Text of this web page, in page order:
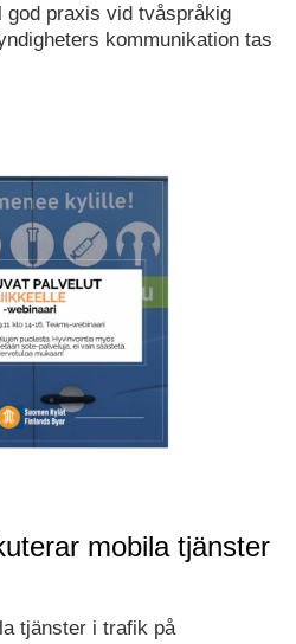
praxis vid tvåspråkig
kommunikation tas
mobila tjänster
tjänster i trafik på